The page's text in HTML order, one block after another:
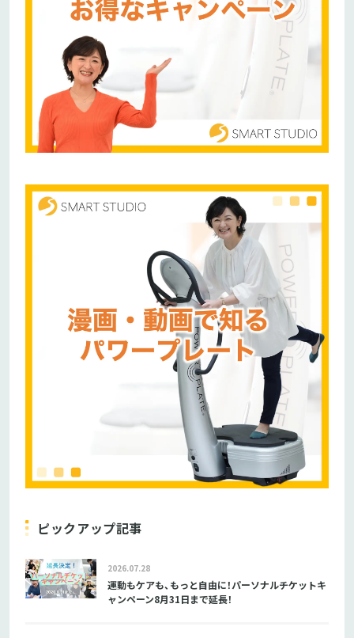
ピックアップ記事
2026.07.28
運動もケアも、もっと自由に！パーソナルチケットキ
ャンペーン8月31日まで延長！